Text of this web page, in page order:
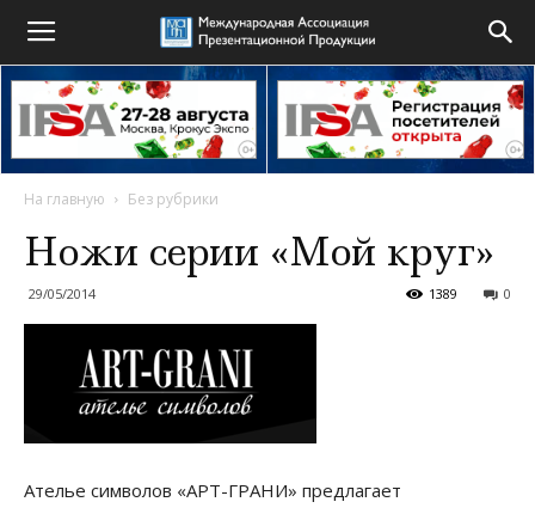
На главную Без рубрики
Ножи серии «Мой круг»
29/05/2014 0
1389
Ателье символов «АРТ-ГРАНИ» предлагает